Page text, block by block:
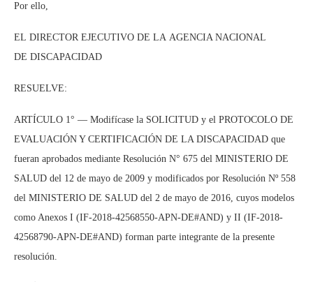
Por ello,
EL DIRECTOR EJECUTIVO DE LA AGENCIA NACIONAL
DE DISCAPACIDAD
RESUELVE:
ARTÍCULO 1° — Modifícase la SOLICITUD y el PROTOCOLO DE
EVALUACIÓN Y CERTIFICACIÓN DE LA DISCAPACIDAD que
fueran aprobados mediante Resolución N° 675 del MINISTERIO DE
SALUD del 12 de mayo de 2009 y modificados por Resolución Nº 558
del MINISTERIO DE SALUD del 2 de mayo de 2016, cuyos modelos
como Anexos I (IF-2018-42568550-APN-DE#AND) y II (IF-2018-
42568790-APN-DE#AND) forman parte integrante de la presente
resolución.